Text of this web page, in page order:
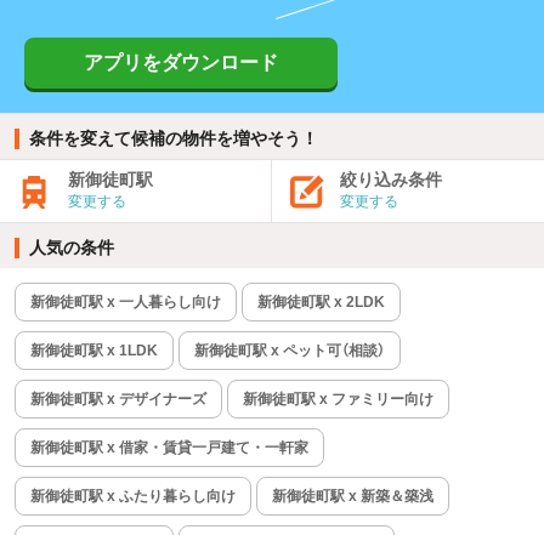
アプリをダウンロード
条件を変えて候補の物件を増やそう！
新御徒町駅
変更する
絞り込み条件
変更する
人気の条件
新御徒町駅 x 一人暮らし向け 新御徒町駅 x 2LDK
新御徒町駅 x 1LDK 新御徒町駅 x ペット可（相談）
新御徒町駅 x デザイナーズ 新御徒町駅 x ファミリー向け
新御徒町駅 x 借家・賃貸一戸建て・一軒家
新御徒町駅 x ふたり暮らし向け 新御徒町駅 x 新築＆築浅